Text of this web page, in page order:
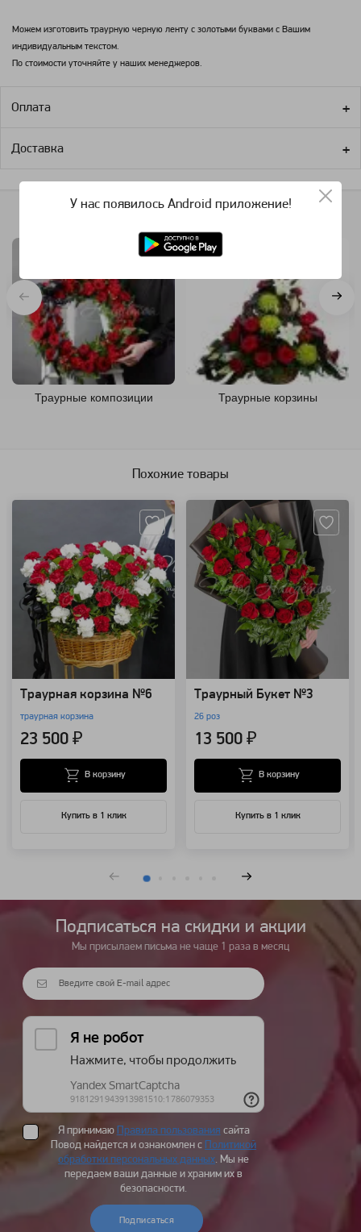
Можем изготовить траурную черную ленту с золотыми буквами с Вашим
индивидуальным текстом.
По стоимости уточняйте у наших менеджеров.
Оплата
Доставка
Траурные композиции Траурные корзины
Похожие товары
Траурная корзина №6
траурная корзина
23 500 ₽
Купить в 1 клик
В корзину
Траурный Букет №3
26 роз
13 500 ₽
Купить в 1 клик
В корзину
Подписаться на cкидки и акции
Мы присылаем письма не чаще 1 раза в месяц
Я принимаю Правила пользования сайта
Повод найдется и ознакомлен с Политикой
обработки персональных данных. Мы не
передаем ваши данные и храним их в
безопасности.
Подписаться
У нас появилось Android приложение!